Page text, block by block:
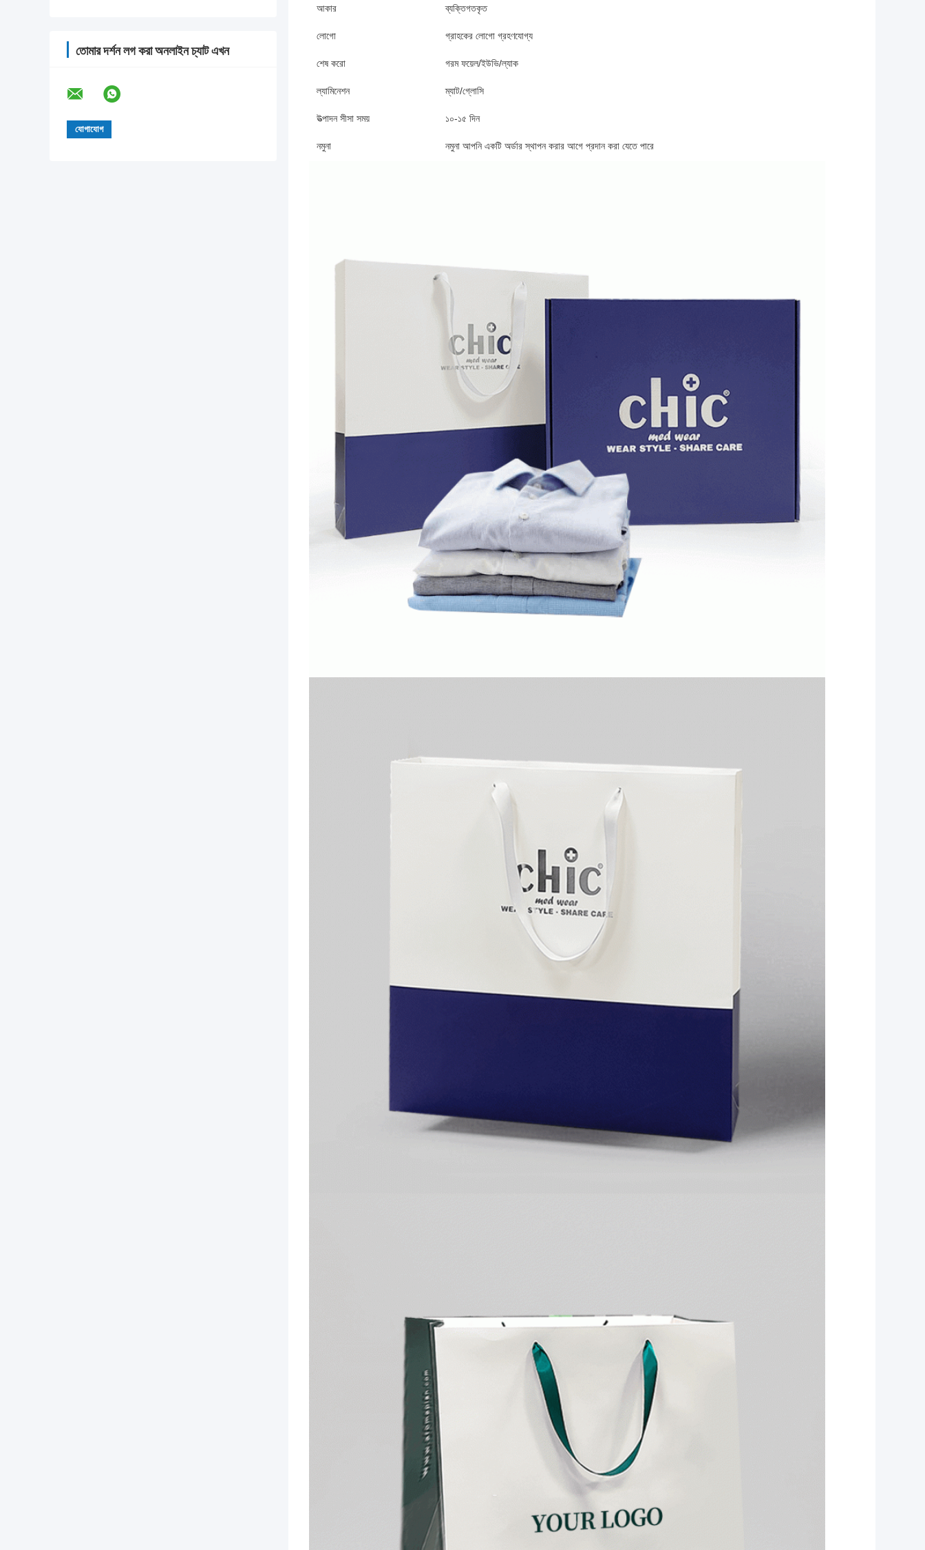
তোমার দর্শন লগ করা অনলাইন চ্যাট এখন
আকার ব্যক্তিগতকৃত
লোগো গ্রাহকের লোগো গ্রহণযোগ্য
শেষ করো গরম ফয়েল/ইউভি/ল্যাক
ল্যামিনেশন ম্যাট/গ্লোসি
উত্পাদন সীসা সময় ১০-১৫ দিন
নমুনা নমুনা আপনি একটি অর্ডার স্থাপন করার আগে প্রদান করা যেতে পারে